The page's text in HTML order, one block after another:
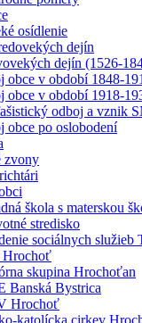
osídlenie
dejín
dejín (1526-
obce v období 1848-
obce v období 1918-
odboj a vznik
obce po oslobodení
zvony
škola s materskou
stredisko
sociálnych služieb
skupina Hrochoťan
Banská Bystrica
Hrochoť
katolícka cirkev